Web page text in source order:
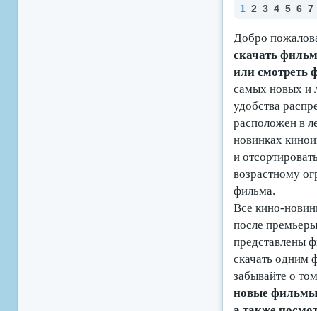
1 2 3 4 5 6 7
Добро
скачать
или смотреть
самых новых и
удобства
расположен в
новинках
и
возрастному
фильма.
Все кино-
после
представлены
скачать одним
забывайте о
новые фильмы